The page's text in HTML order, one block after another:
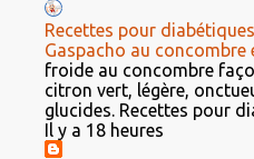
Recettes pour
Gaspacho au concombre
froide au concombre
citron vert, légère,
glucides. Recettes pour
Il y a 18 heures